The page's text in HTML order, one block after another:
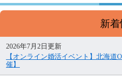
新着
2026年7月2日更新
【オンライン婚活イベント】北海道
催】